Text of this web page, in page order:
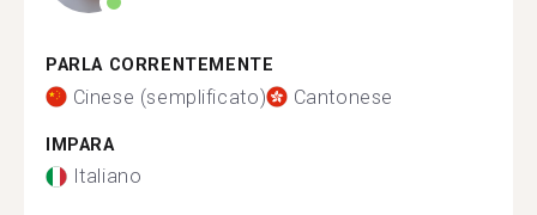
PARLA CORRENTEMENTE
Cinese (semplificato) Cantonese
IMPARA
Italiano